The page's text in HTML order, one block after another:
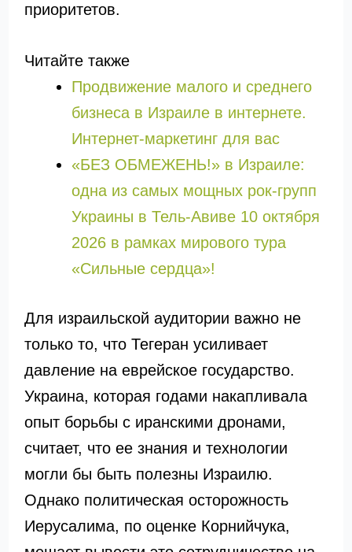
приоритетов.
Читайте также
Продвижение малого и среднего
бизнеса в Израиле в интернете.
Интернет-маркетинг для вас
«БЕЗ ОБМЕЖЕНЬ!» в Израиле:
одна из самых мощных рок-групп
Украины в Тель-Авиве 10 октября
2026 в рамках мирового тура
«Сильные сердца»!
Для израильской аудитории важно не
только то, что Тегеран усиливает
давление на еврейское государство.
Украина, которая годами накапливала
опыт борьбы с иранскими дронами,
считает, что ее знания и технологии
могли бы быть полезны Израилю.
Однако политическая осторожность
Иерусалима, по оценке Корнийчука,